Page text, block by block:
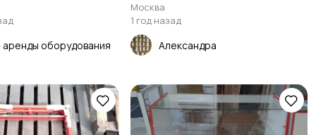
оборудования
Москва
1 год назад
Александра